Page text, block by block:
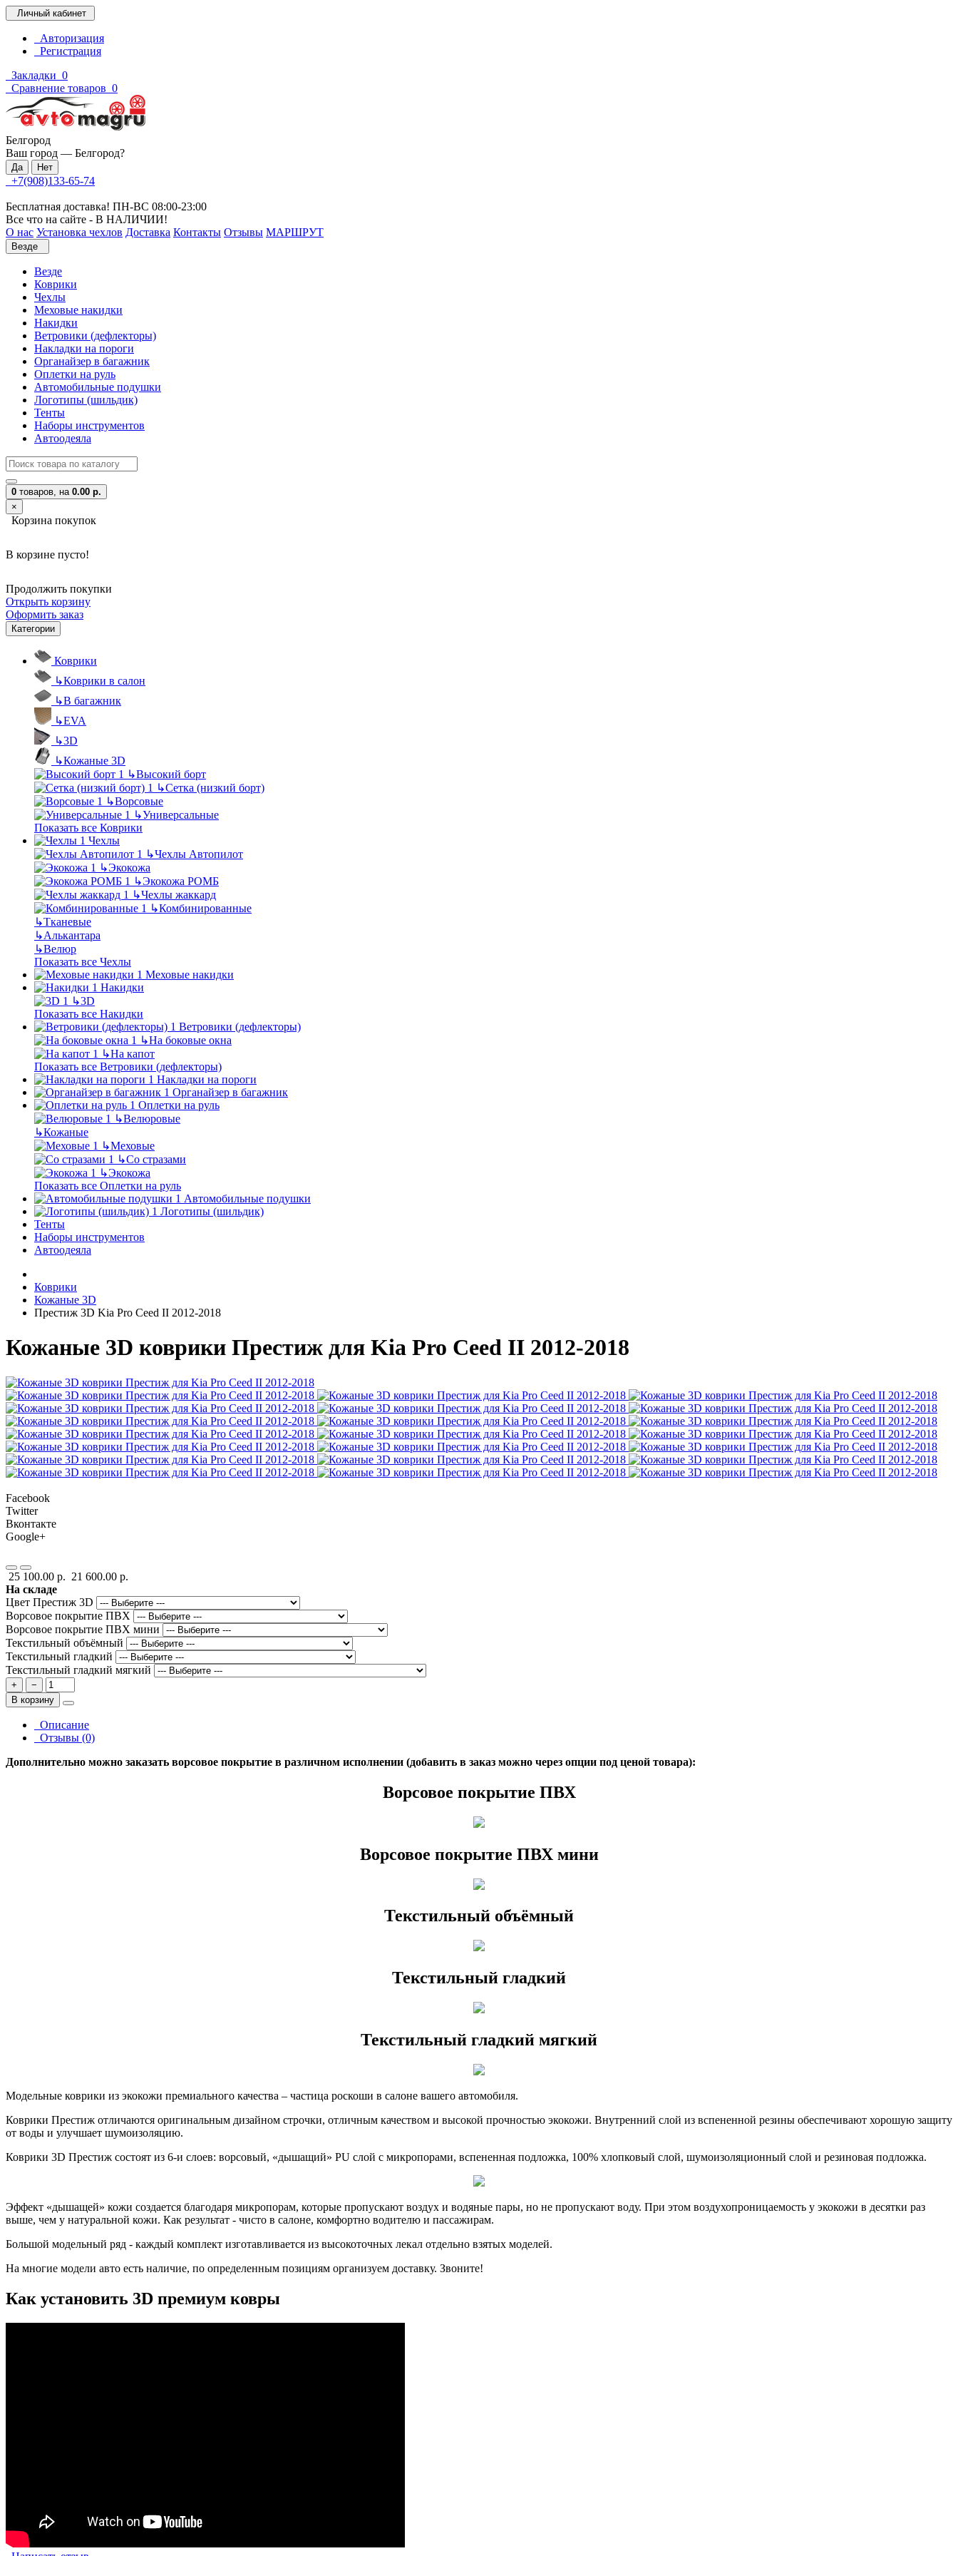
Личный кабинет
Авторизация
Регистрация
Закладки 0
Сравнение товаров 0
Белгород
Ваш город — Белгород?
+7(908)133-65-74
Бесплатная доставка! ПН-ВС 08:00-23:00
Все что на сайте - В НАЛИЧИИ!
О нас Установка чехлов Доставка Контакты Отзывы МАРШРУТ
Везде
Везде
Коврики
Чехлы
Меховые накидки
Накидки
Ветровики (дефлекторы)
Накладки на пороги
Органайзер в багажник
Оплетки на руль
Автомобильные подушки
Логотипы (шильдик)
Тенты
Наборы инструментов
Автоодеяла
0 товаров, на 0.00 р.
×
Корзина покупок
В корзине пусто!
Продолжить покупки
Открыть корзину
Оформить заказ
Категории
Коврики
↳Коврики в салон
↳В багажник
↳EVA
↳3D
↳Кожаные 3D
↳Высокий борт
↳Сетка (низкий борт)
↳Ворсовые
↳Универсальные
Показать все Коврики
Чехлы
↳Чехлы Автопилот
↳Экокожа
↳Экокожа РОМБ
↳Чехлы жаккард
↳Комбинированные
↳Тканевые
↳Алькантара
↳Велюр
Показать все Чехлы
Меховые накидки
Накидки
↳3D
Показать все Накидки
Ветровики (дефлекторы)
↳На боковые окна
↳На капот
Показать все Ветровики (дефлекторы)
Накладки на пороги
Органайзер в багажник
Оплетки на руль
↳Велюровые
↳Кожаные
↳Меховые
↳Со стразами
↳Экокожа
Показать все Оплетки на руль
Автомобильные подушки
Логотипы (шильдик)
Тенты
Наборы инструментов
Автоодеяла
Коврики
Кожаные 3D
Престиж 3D Kia Pro Ceed II 2012-2018
Кожаные 3D коврики Престиж для Kia Pro Ceed II 2012-2018
Facebook
Twitter
Вконтакте
Google+
25 100.00 р. 21 600.00 р.
На складе
Цвет Престиж 3D
Ворсовое покрытие ПВХ
Ворсовое покрытие ПВХ мини
Текстильный объёмный
Текстильный гладкий
Текстильный гладкий мягкий
+
−
В корзину
Описание
Отзывы (0)
Дополнительно можно заказать ворсовое покрытие в различном исполнении (добавить в заказ можно через опции под ценой товара):
Ворсовое покрытие ПВХ
Ворсовое покрытие ПВХ мини
Текстильный объёмный
Текстильный гладкий
Текстильный гладкий мягкий
Модельные коврики из экокожи премиального качества – частица роскоши в салоне вашего автомобиля.
Коврики Престиж отличаются оригинальным дизайном строчки, отличным качеством и высокой прочностью экокожи. Внутренний слой из вспененной резины обеспечивают хорошую защиту
от воды и улучшает шумоизоляцию.
Коврики 3D Престиж состоят из 6-и слоев: ворсовый, «дышащий» PU слой с микропорами, вспененная подложка, 100% хлопковый слой, шумоизоляционный слой и резиновая подложка.
Эффект «дышащей» кожи создается благодаря микропорам, которые пропускают воздух и водяные пары, но не пропускают воду. При этом воздухопроницаемость у экокожи в десятки раз
выше, чем у натуральной кожи. Как результат - чисто в салоне, комфортно водителю и пассажирам.
Большой модельный ряд - каждый комплект изготавливается из высокоточных лекал отдельно взятых моделей.
На многие модели авто есть наличие, по определенным позициям организуем доставку. Звоните!
Как установить 3D премиум ковры